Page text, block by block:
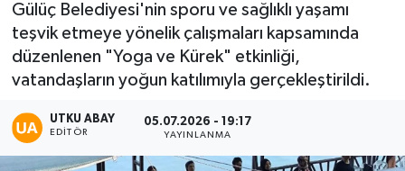
Gülüç Belediyesi'nin sporu ve sağlıklı yaşamı
teşvik etmeye yönelik çalışmaları kapsamında
düzenlenen "Yoga ve Kürek" etkinliği,
vatandaşların yoğun katılımıyla gerçekleştirildi.
UTKU ABAY
EDITÖR
05.07.2026 - 19:17
YAYINLANMA
Alaplı
Devrek
Gökçebey
Bartın
Tüm Manşetler
Son Dakika Haberleri
Haber Arşivi